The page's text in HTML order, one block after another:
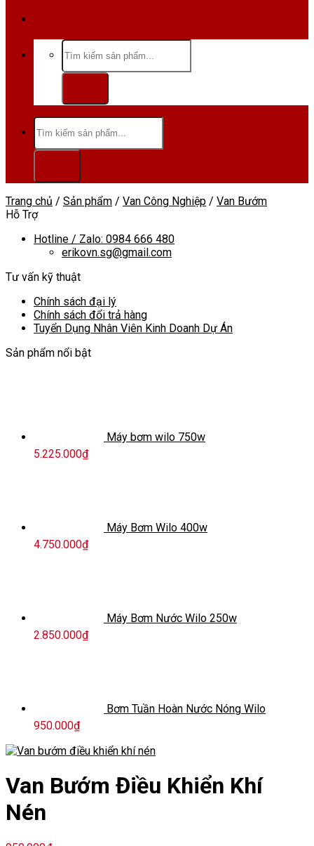
Tìm
kiếm:
Tìm
kiếm:
Trang chủ / Sản phẩm / Van Công Nghiệp / Van Bướm
Hỗ Trợ
Hotline / Zalo: 0984 666 480
erikovn.sg@gmail.com
Tư vấn kỹ thuật
Chính sách đại lý
Chính sách đổi trả hàng
Tuyển Dụng Nhân Viên Kinh Doanh Dự Án
Sản phẩm nổi bật
Máy bơm wilo 750w
5.225.000₫
Máy Bơm Wilo 400w
4.750.000₫
Máy Bơm Nước Wilo 250w
2.850.000₫
Bơm Tuần Hoàn Nước Nóng Wilo
950.000₫
Van Bướm Điều Khiển Khí
Nén